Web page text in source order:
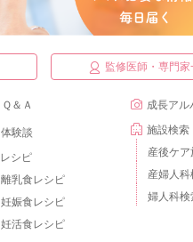
監修医師・専門家
Ｑ＆Ａ
体験談
レシピ
離乳食レシピ
妊娠食レシピ
妊活食レシピ
成長アル
施設検索
産後ケ
産婦人科
婦人科検